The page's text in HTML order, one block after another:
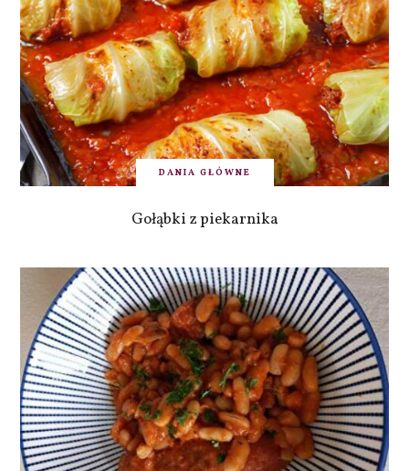
DANIA GŁÓWNE
Gołąbki z piekarnika